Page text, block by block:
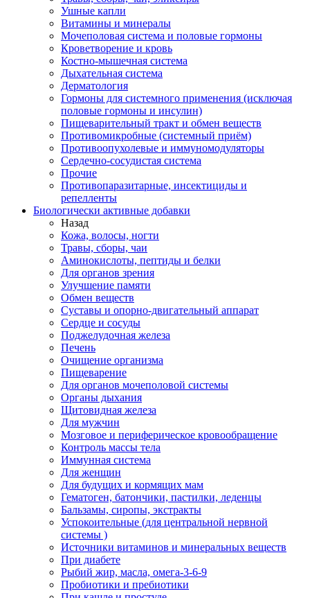
Ушные капли
Витамины и минералы
Мочеполовая система и половые гормоны
Кроветворение и кровь
Костно-мышечная система
Дыхательная система
Дерматология
Гормоны для системного применения (исключая
половые гормоны и инсулин)
Пищеварительный тракт и обмен веществ
Противомикробные (системный приём)
Противоопухолевые и иммуномодуляторы
Сердечно-сосудистая система
Прочие
Противопаразитарные, инсектициды и
репелленты
Биологически активные добавки
Назад
Кожа, волосы, ногти
Травы, сборы, чаи
Аминокислоты, пептиды и белки
Для органов зрения
Улучшение памяти
Обмен веществ
Суставы и опорно-двигательный аппарат
Сердце и сосуды
Поджелудочная железа
Печень
Очищение организма
Пищеварение
Для органов мочеполовой системы
Органы дыхания
Щитовидная железа
Для мужчин
Мозговое и периферическое кровообращение
Контроль массы тела
Иммунная система
Для женщин
Для будущих и кормящих мам
Гематоген, батончики, пастилки, леденцы
Бальзамы, сиропы, экстракты
Успокоительные (для центральной нервной
системы )
Источники витаминов и минеральных веществ
При диабете
Рыбий жир, масла, омега-3-6-9
Пробиотики и пребиотики